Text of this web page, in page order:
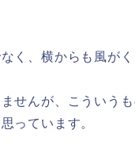
く、横からも風が
せんが、こういう
っています。